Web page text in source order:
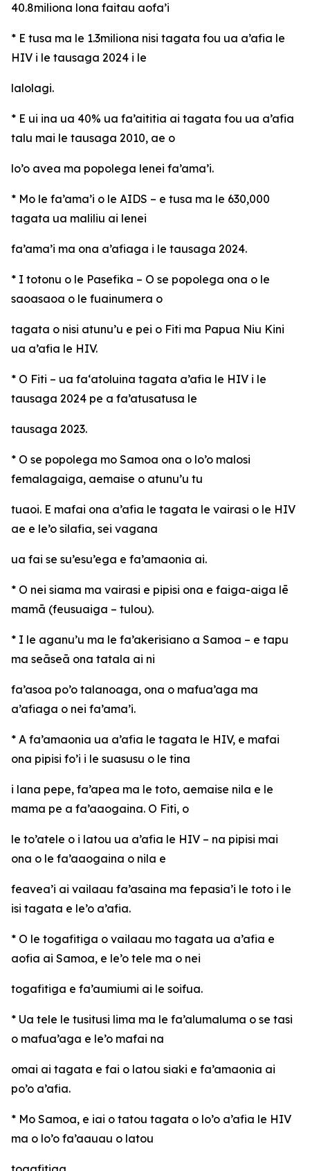
40.8miliona lona faitau aofa’i
* E tusa ma le 1.3miliona nisi tagata fou ua a’afia le
HIV i le tausaga 2024 i le
lalolagi.
* E ui ina ua 40% ua fa’aititia ai tagata fou ua a’afia
talu mai le tausaga 2010, ae o
lo’o avea ma popolega lenei fa’ama’i.
* Mo le fa’ama’i o le AIDS – e tusa ma le 630,000
tagata ua maliliu ai lenei
fa’ama’i ma ona a’afiaga i le tausaga 2024.
* I totonu o le Pasefika – O se popolega ona o le
saoasaoa o le fuainumera o
tagata o nisi atunu’u e pei o Fiti ma Papua Niu Kini
ua a’afia le HIV.
* O Fiti – ua fa‘atoluina tagata a’afia le HIV i le
tausaga 2024 pe a fa’atusatusa le
tausaga 2023.
* O se popolega mo Samoa ona o lo’o malosi
femalagaiga, aemaise o atunu’u tu
tuaoi. E mafai ona a’afia le tagata le vairasi o le HIV
ae e le’o silafia, sei vagana
ua fai se su’esu’ega e fa’amaonia ai.
* O nei siama ma vairasi e pipisi ona e faiga-aiga lē
mamā (feusuaiga – tulou).
* I le aganu’u ma le fa’akerisiano a Samoa – e tapu
ma seāseā ona tatala ai ni
fa’asoa po’o talanoaga, ona o mafua’aga ma
a’afiaga o nei fa’ama’i.
* A fa’amaonia ua a’afia le tagata le HIV, e mafai
ona pipisi fo’i i le suasusu o le tina
i lana pepe, fa’apea ma le toto, aemaise nila e le
mama pe a fa’aaogaina. O Fiti, o
le to’atele o i latou ua a’afia le HIV – na pipisi mai
ona o le fa’aaogaina o nila e
feavea’i ai vailaau fa’asaina ma fepasia’i le toto i le
isi tagata e le’o a’afia.
* O le togafitiga o vailaau mo tagata ua a’afia e
aofia ai Samoa, e le’o tele ma o nei
togafitiga e fa’aumiumi ai le soifua.
* Ua tele le tusitusi lima ma le fa’alumaluma o se tasi
o mafua’aga e le’o mafai na
omai ai tagata e fai o latou siaki e fa’amaonia ai
po’o a’afia.
* Mo Samoa, e iai o tatou tagata o lo’o a’afia le HIV
ma o lo’o fa’aauau o latou